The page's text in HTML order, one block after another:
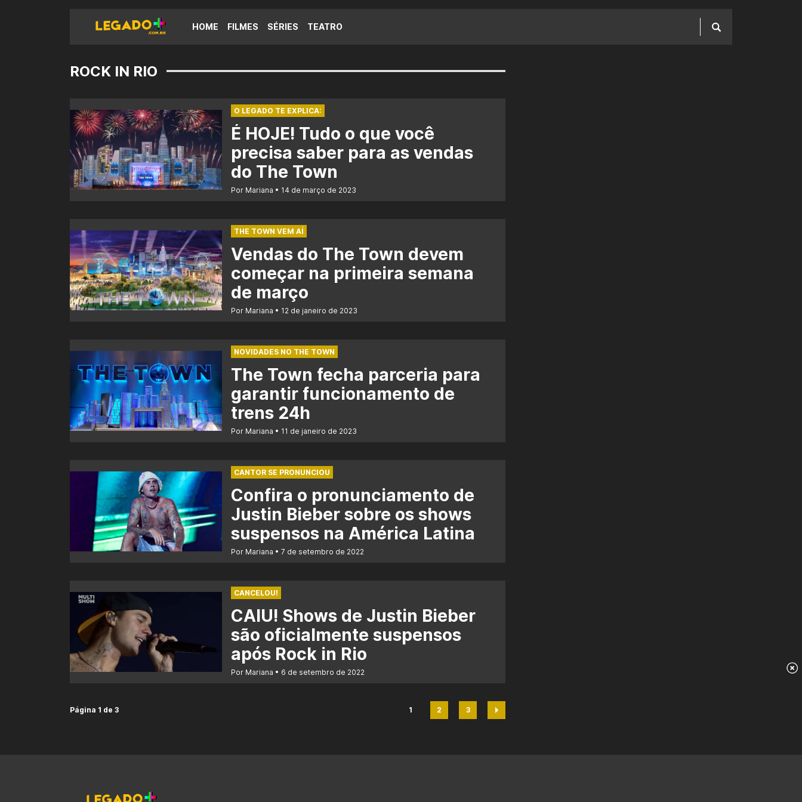
HOME FILMES SÉRIES TEATRO
ROCK IN RIO
O LEGADO TE EXPLICA:
É HOJE! Tudo o que você
precisa saber para as vendas
do The Town
Por Mariana 14 de março de 2023
THE TOWN VEM AÍ
Vendas do The Town devem
começar na primeira semana
de março
Por Mariana 12 de janeiro de 2023
NOVIDADES NO THE TOWN
The Town fecha parceria para
garantir funcionamento de
trens 24h
Por Mariana 11 de janeiro de 2023
CANTOR SE PRONUNCIOU
Confira o pronunciamento de
Justin Bieber sobre os shows
suspensos na América Latina
Por Mariana 7 de setembro de 2022
CANCELOU!
CAIU! Shows de Justin Bieber
são oficialmente suspensos
após Rock in Rio
Por Mariana 6 de setembro de 2022
Página 1 de 3
Página
1
Página
2
Página
3